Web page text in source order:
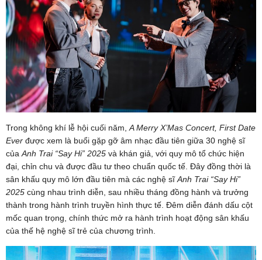
Trong không khí lễ hội cuối năm, A Merry X’Mas Concert, First Date
Ever được xem là buổi gặp gỡ âm nhạc đầu tiên giữa 30 nghệ sĩ
của Anh Trai “Say Hi” 2025 và khán giả, với quy mô tổ chức hiện
đại, chỉn chu và được đầu tư theo chuẩn quốc tế. Đây đồng thời là
sân khấu quy mô lớn đầu tiên mà các nghệ sĩAnh Trai “Say Hi”
2025 cùng nhau trình diễn, sau nhiều tháng đồng hành và trưởng
thành trong hành trình truyền hình thực tế. Đêm diễn đánh dấu cột
mốc quan trọng, chính thức mở ra hành trình hoạt động sân khấu
của thế hệ nghệ sĩ trẻ của chương trình.